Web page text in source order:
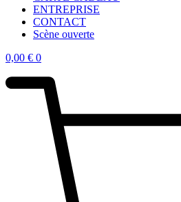
ENTREPRISE
CONTACT
Scène ouverte
0,00 € 0